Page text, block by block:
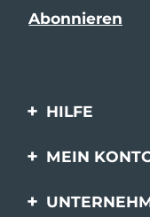
HILFE
Kontaktiere uns
MEIN